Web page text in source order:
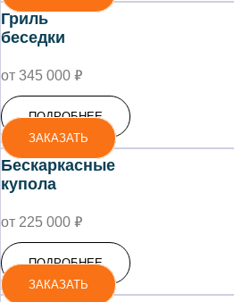
Гриль
беседки
от 345 000 ₽
ПОДРОБНЕЕ
ЗАКАЗАТЬ
Бескаркасные
купола
от 225 000 ₽
ПОДРОБНЕЕ
ЗАКАЗАТЬ